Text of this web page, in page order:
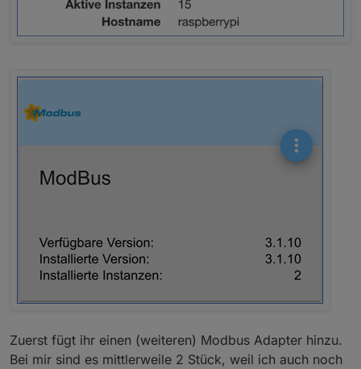
Zuerst fügt ihr einen (weiteren) Modbus Adapter hinzu.
Bei mir sind es mittlerweile 2 Stück, weil ich auch noch